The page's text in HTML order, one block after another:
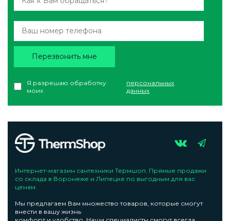
Я разрешаю обработку
моих
персональных
данных
Перезвонить мне
Интернет-магазин сантехники Термшоп. Прямые продажи
со склада в Воронеже и Липецке по выгодным для вас
ценам.
Мы предлагаем Вам множество товаров, которые смогут
внести в вашу жизнь